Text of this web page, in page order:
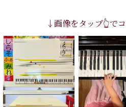
↓画像をタップ👆で